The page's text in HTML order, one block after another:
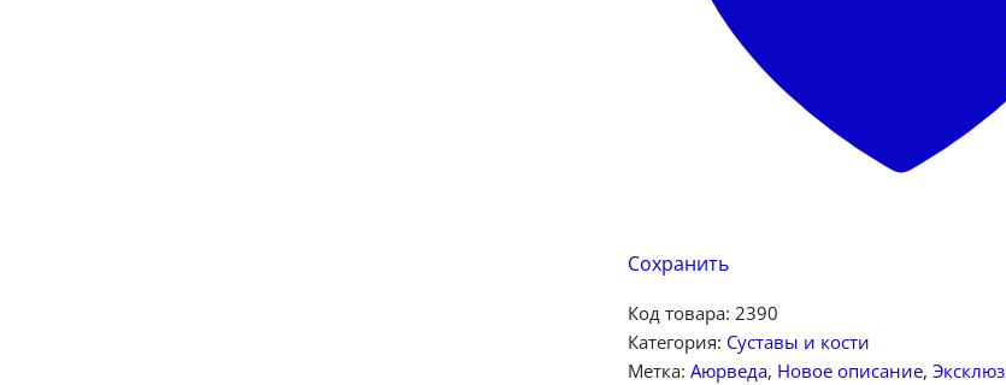
Сохранить
Код товара: 2390
Категория: Суставы и кости
Метка: Аюрведа, Новое описание,